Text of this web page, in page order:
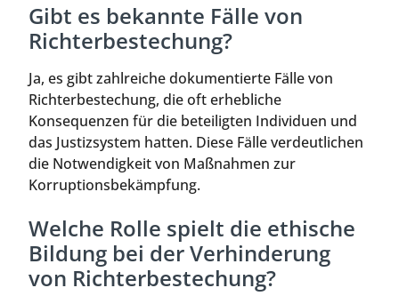
Gibt es bekannte Fälle von
Richterbestechung?
Ja, es gibt zahlreiche dokumentierte Fälle von
Richterbestechung, die oft erhebliche
Konsequenzen für die beteiligten Individuen und
das Justizsystem hatten. Diese Fälle verdeutlichen
die Notwendigkeit von Maßnahmen zur
Korruptionsbekämpfung.
Welche Rolle spielt die ethische
Bildung bei der Verhinderung
von Richterbestechung?